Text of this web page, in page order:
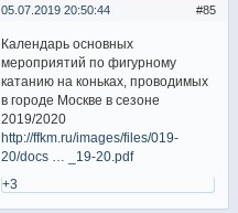
85
05.07.2019 20:50:44
Календарь основных
мероприятий по фигурному
катанию на коньках, проводимых
в городе Москве в сезоне
2019/2020
http://ffkm.ru/images/files/019-
20/docs … _19-20.pdf
+3